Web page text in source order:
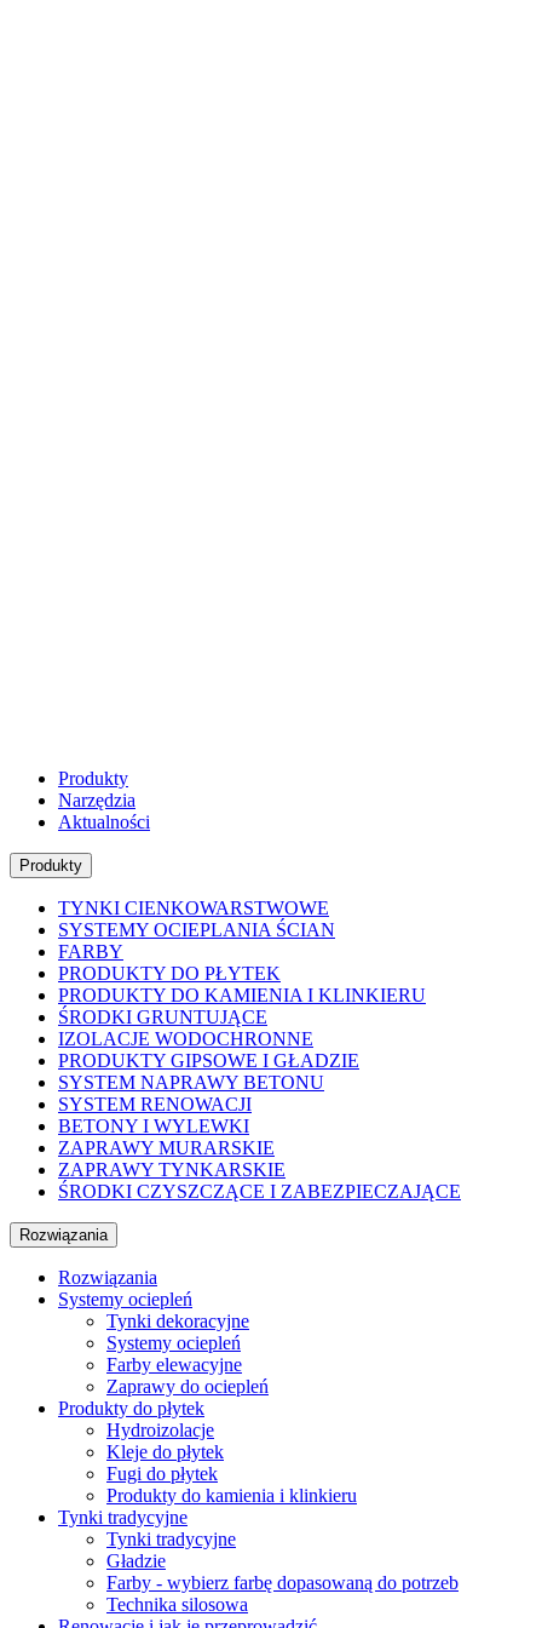
Produkty
Narzędzia
Aktualności
Produkty
TYNKI CIENKOWARSTWOWE
SYSTEMY OCIEPLANIA ŚCIAN
FARBY
PRODUKTY DO PŁYTEK
PRODUKTY DO KAMIENIA I KLINKIERU
ŚRODKI GRUNTUJĄCE
IZOLACJE WODOCHRONNE
PRODUKTY GIPSOWE I GŁADZIE
SYSTEM NAPRAWY BETONU
SYSTEM RENOWACJI
BETONY I WYLEWKI
ZAPRAWY MURARSKIE
ZAPRAWY TYNKARSKIE
ŚRODKI CZYSZCZĄCE I ZABEZPIECZAJĄCE
Rozwiązania
Rozwiązania
Systemy ociepleń
Tynki dekoracyjne
Systemy ociepleń
Farby elewacyjne
Zaprawy do ociepleń
Produkty do płytek
Hydroizolacje
Kleje do płytek
Fugi do płytek
Produkty do kamienia i klinkieru
Tynki tradycyjne
Tynki tradycyjne
Gładzie
Farby - wybierz farbę dopasowaną do potrzeb
Technika silosowa